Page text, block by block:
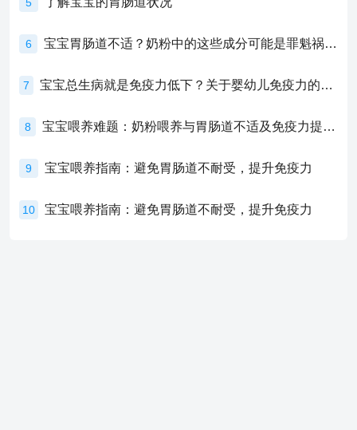
6 宝宝胃肠道不适？奶粉中的这些成分可能是罪魁祸首！
7 宝宝总生病就是免疫力低下？关于婴幼儿免疫力的真相，家长必须了解！
8 宝宝喂养难题：奶粉喂养与胃肠道不适及免疫力提升的奥秘
9 宝宝喂养指南：避免胃肠道不耐受，提升免疫力
10 宝宝喂养指南：避免胃肠道不耐受，提升免疫力